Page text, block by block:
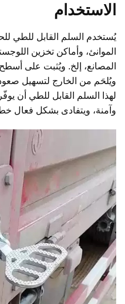
الاستخدام
يُستخدم السلم القابل للطي
الموانئ، وأماكن تخزين
المصانع، إلخ. ويُثبت على أسطح
ويُلحَم من الخارج لتسهيل
لهذا السلم القابل للطي أن
وآمنة، ويتفادى بشكل فعال